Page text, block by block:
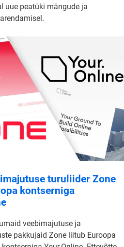
uue peatüki mängude ja
turuliider Zone
kontserniga
veebimajutuse ja
pakkujaid Zone liitub Euroopa